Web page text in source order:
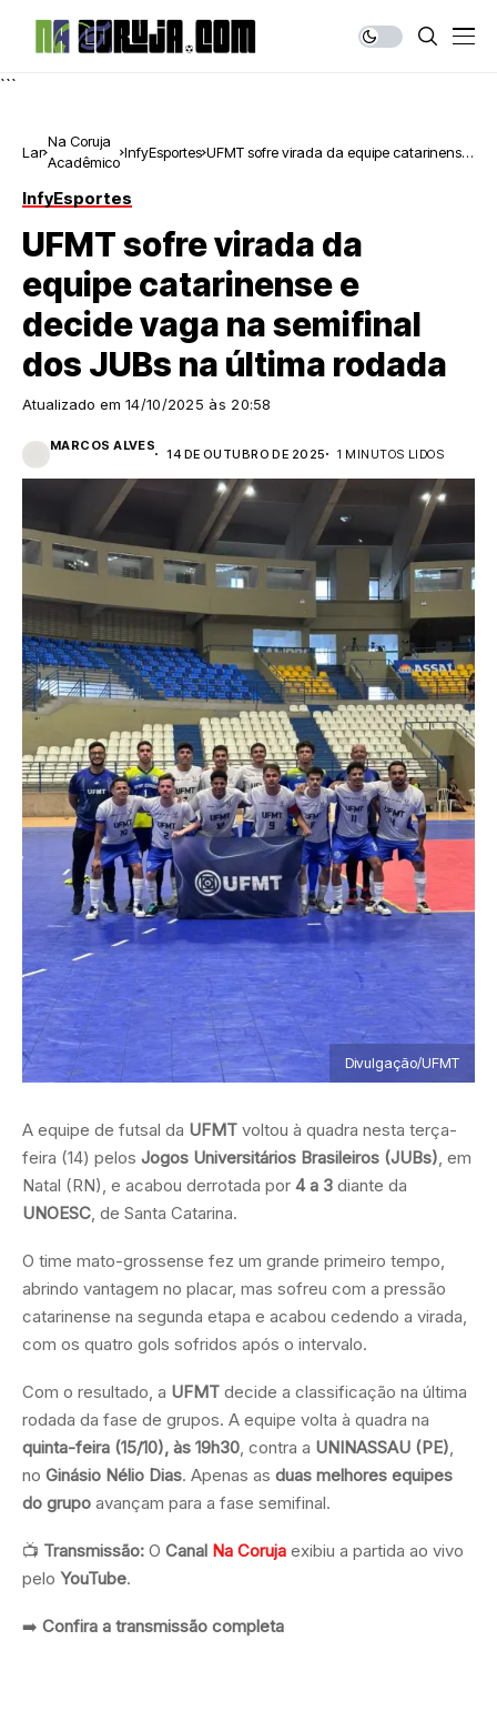
```
Lar
Na Coruja
Acadêmico
InfyEsportes UFMT sofre virada da equipe catarinense
InfyEsportes
UFMT sofre virada da
equipe catarinense e
decide vaga na semifinal
dos JUBs na última rodada
Atualizado em 14/10/2025 às 20:58
MARCOS ALVES
14 DE OUTUBRO DE 2025 1 MINUTOS LIDOS
Divulgação/UFMT
A equipe de futsal da UFMT voltou à quadra nesta terça-
feira (14) pelos Jogos Universitários Brasileiros (JUBs), em
Natal (RN), e acabou derrotada por 4 a 3 diante da
UNOESC, de Santa Catarina.
O time mato-grossense fez um grande primeiro tempo,
abrindo vantagem no placar, mas sofreu com a pressão
catarinense na segunda etapa e acabou cedendo a virada,
com os quatro gols sofridos após o intervalo.
Com o resultado, a UFMT decide a classificação na última
rodada da fase de grupos. A equipe volta à quadra na
quinta-feira (15/10), às 19h30, contra a UNINASSAU (PE),
no Ginásio Nélio Dias. Apenas as duas melhores equipes
do grupo avançam para a fase semifinal.
📺 Transmissão: O Canal Na Coruja exibiu a partida ao vivo
pelo YouTube.
➡️ Confira a transmissão completa